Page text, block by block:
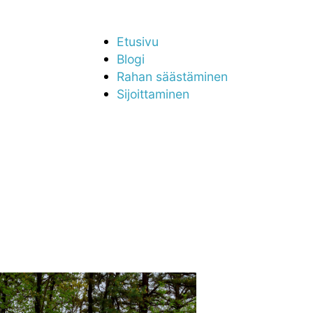
Etusivu
Blogi
Rahan säästäminen
Sijoittaminen